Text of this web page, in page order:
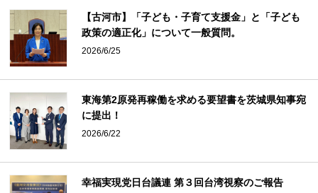
【古河市】「子ども・子育て支援金」と「子ども
政策の適正化」について一般質問。
2026/6/25
東海第2原発再稼働を求める要望書を茨城県知事宛
に提出！
2026/6/22
幸福実現党日台議連 第３回台湾視察のご報告